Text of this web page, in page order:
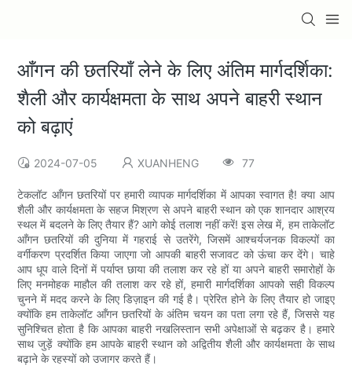
आँगन की छतरियाँ लेने के लिए अंतिम मार्गदर्शिका:
शैली और कार्यक्षमता के साथ अपने बाहरी स्थान
को बढ़ाएं
2024-07-05 XUANHENG 77
टेकलॉट आँगन छतरियों पर हमारी व्यापक मार्गदर्शिका में आपका स्वागत है! क्या आप
शैली और कार्यक्षमता के सहज मिश्रण से अपने बाहरी स्थान को एक शानदार आश्रय
स्थल में बदलने के लिए तैयार हैं? आगे कोई तलाश नहीं करें! इस लेख में, हम ताकेलॉट
आँगन छतरियों की दुनिया में गहराई से उतरेंगे, जिसमें आश्चर्यजनक विकल्पों का
वर्गीकरण प्रदर्शित किया जाएगा जो आपकी बाहरी सजावट को ऊंचा कर देंगे। चाहे
आप धूप वाले दिनों में पर्याप्त छाया की तलाश कर रहे हों या अपने बाहरी समारोहों के
लिए मनमोहक माहौल की तलाश कर रहे हों, हमारी मार्गदर्शिका आपको सही विकल्प
चुनने में मदद करने के लिए डिज़ाइन की गई है। प्रेरित होने के लिए तैयार हो जाइए
क्योंकि हम ताकेलॉट आँगन छतरियों के अंतिम चयन का पता लगा रहे हैं, जिससे यह
सुनिश्चित होता है कि आपका बाहरी नखलिस्तान सभी अपेक्षाओं से बढ़कर है। हमारे
साथ जुड़ें क्योंकि हम आपके बाहरी स्थान को अद्वितीय शैली और कार्यक्षमता के साथ
बढ़ाने के रहस्यों को उजागर करते हैं।